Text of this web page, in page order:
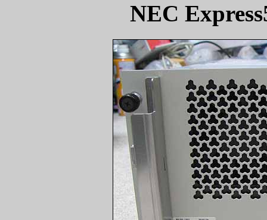
NEC